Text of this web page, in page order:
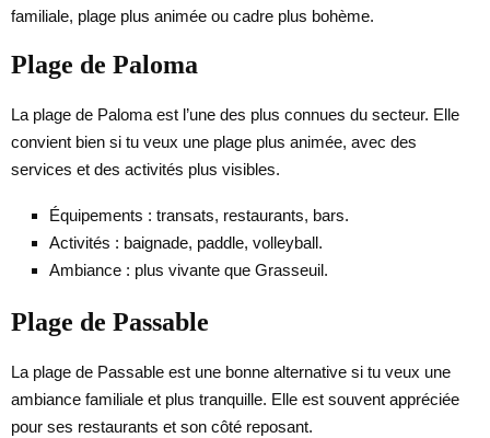
familiale, plage plus animée ou cadre plus bohème.
Plage de Paloma
La plage de Paloma est l’une des plus connues du secteur. Elle
convient bien si tu veux une plage plus animée, avec des
services et des activités plus visibles.
Équipements : transats, restaurants, bars.
Activités : baignade, paddle, volleyball.
Ambiance : plus vivante que Grasseuil.
Plage de Passable
La plage de Passable est une bonne alternative si tu veux une
ambiance familiale et plus tranquille. Elle est souvent appréciée
pour ses restaurants et son côté reposant.